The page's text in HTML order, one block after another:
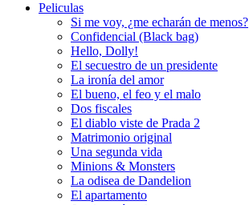
Peliculas
Si me voy, ¿me echarán de menos?
Confidencial (Black bag)
Hello, Dolly!
El secuestro de un presidente
La ironía del amor
El bueno, el feo y el malo
Dos fiscales
El diablo viste de Prada 2
Matrimonio original
Una segunda vida
Minions & Monsters
La odisea de Dandelion
El apartamento